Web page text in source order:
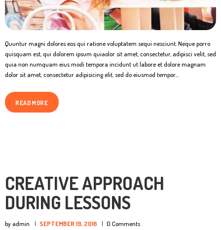
Quuntur magni dolores eos qui ratione voluptatem sequi nesciunt. Neque porro
quisquam est, qui dolorem ipsum quiaolor sit amet, consectetur, adipisci velit, sed
quia non numquam eius modi tempora incidunt ut labore et dolore magnam
dolor sit amet, consectetur adipisicing elit, sed do eiusmod tempor…
READ MORE
CREATIVE APPROACH
DURING LESSONS
by admin SEPTEMBER 19, 2016 0 Comments